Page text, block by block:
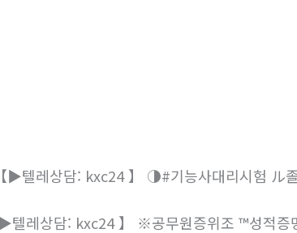
레상담: kxc24 】 ◑#기능사대리시험 ル졸
상담: kxc24 】 ※공무원증위조 ™성적증